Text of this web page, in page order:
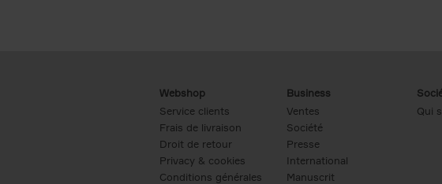
Webshop
Service clients
Frais de livraison
Droit de retour
Privacy & cookies
Conditions générales
Business
Ventes
Société
Presse
International
Manuscrit
Qui